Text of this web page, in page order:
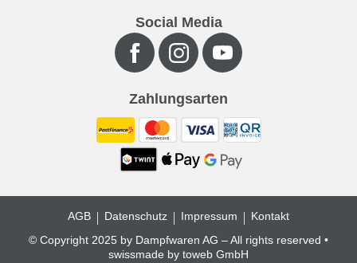
Social Media
Zahlungsarten
© Copyright 2025 by Dampfwaren AG – All rights reserved •
swissmade by toweb GmbH
AGB Datenschutz Impressum Kontakt